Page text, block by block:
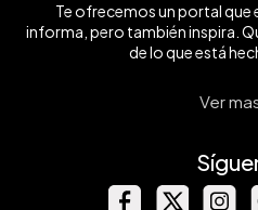
Te ofrecemos un portal
informa, pero también inspira.
de lo que está
Ver